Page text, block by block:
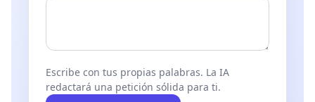
Escribe con tus propias palabras. La IA
redactará una petición sólida para ti.